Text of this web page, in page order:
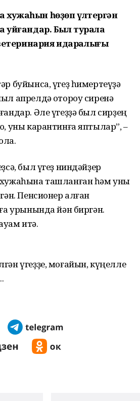
хужаһын һөҙөп үлтергән
ҡуйғандар. Был турала
идаралығы
буйынса, үгеҙ һимертеүҙә
апрелдә ҡотороу сиренә
Әле үгеҙҙә был сирҙең
уны карантинға яптылар”, –
был үгеҙ ниндәйҙер
хужаһына ташланған һәм уны
Пенсионер алған
урынында йән биргән.
итә.
үгеҙҙе, моғайын, күңелле